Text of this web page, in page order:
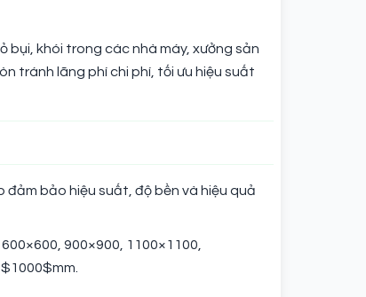
bụi, khói trong các nhà máy, xưởng sản
tránh lãng phí chi phí, tối ưu hiệu suất
bảo hiệu suất, độ bền và hiệu quả
900×900, 1100×1100,